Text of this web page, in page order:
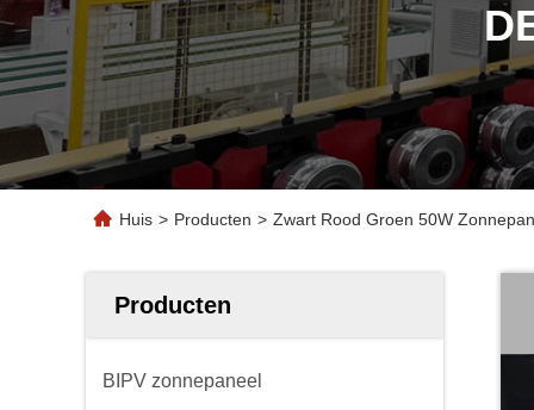
Huis > Producten > Zwart Rood Groen 50W
Producten
BIPV zonnepaneel